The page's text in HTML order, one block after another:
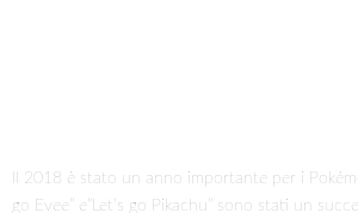
Il 2018 è stato un anno importante per i
go Evee” e”Let’s go Pikachu” sono stati un